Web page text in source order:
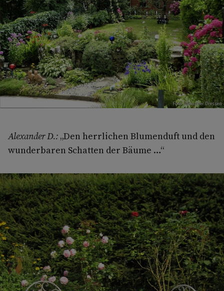
Foto: Alexander Dressen
Alexander D.: „Den herrlichen Blumenduft und den
wunderbaren Schatten der Bäume …“